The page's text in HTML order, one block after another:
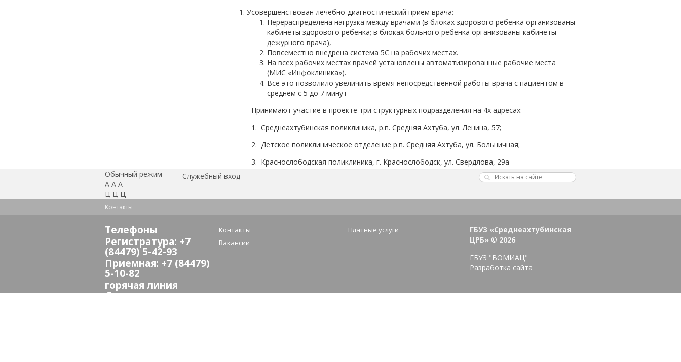
Усовершенствован лечебно-диагностический прием врача:
Перераспределена нагрузка между врачами (в блоках здорового ребенка организованы
кабинеты здорового ребенка; в блоках больного ребенка организованы кабинеты
дежурного врача),
Повсеместно внедрена система 5С на рабочих местах.
На всех рабочих местах врачей установлены автоматизированные рабочие места
(МИС «Инфоклиника»).
Все это позволило увеличить время непосредственной работы врача с пациентом в
среднем с 5 до 7 минут
Принимают участие в проекте три структурных подразделения на 4х адресах:
1. Среднеахтубинская поликлиника, р.п. Средняя Ахтуба, ул. Ленина, 57;
2. Детское поликлиническое отделение р.п. Средняя Ахтуба, ул. Больничная;
3. Краснослободская поликлиника, г. Краснослободск, ул. Свердлова, 29а
4. Детское поликлиническое отделение, г. Краснослободск, ул. Свердлова, дом 29.
Обычный режим
А А А
Ц Ц Ц
Служебный вход
Контакты
Телефоны
Регистратура: +7
(84479) 5-42-93
Приемная: +7 (84479)
5-10-82
горячая линия
Дирекции
Контакты
Вакансии
Платные услуги
ГБУЗ «Среднеахтубинская
ЦРБ» © 2026
ГБУЗ "ВОМИАЦ"
Разработка сайта